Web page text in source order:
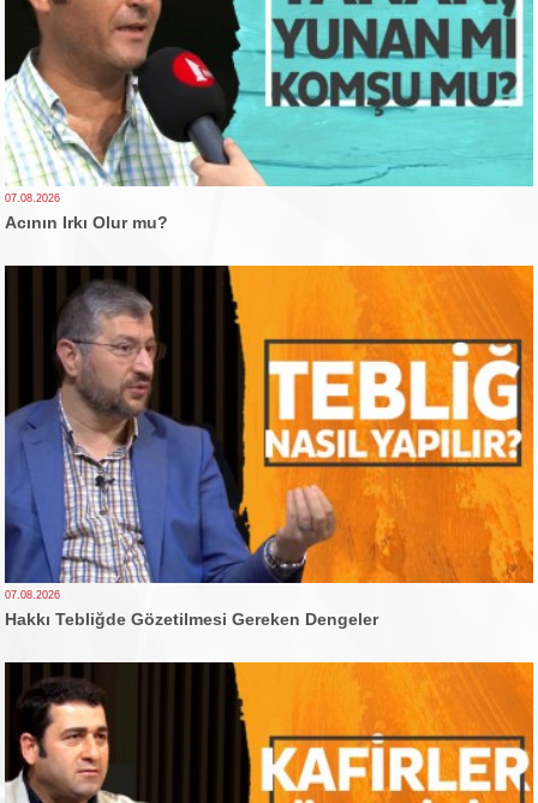
07.08.2026
Acının Irkı Olur mu?
07.08.2026
Hakkı Tebliğde Gözetilmesi Gereken Dengeler